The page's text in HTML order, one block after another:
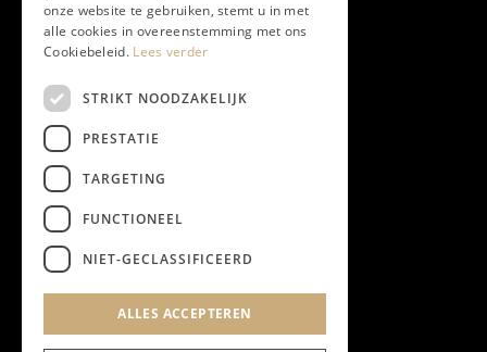
Instagram
YouTube
NIEUWSBRIEF
Privacyverklaring
onze website te gebruiken, stemt u in met
alle cookies in overeenstemming met ons
Cookiebeleid. Lees verder
STRIKT NOODZAKELIJK
PRESTATIE
TARGETING
FUNCTIONEEL
NIET-GECLASSIFICEERD
ALLES ACCEPTEREN